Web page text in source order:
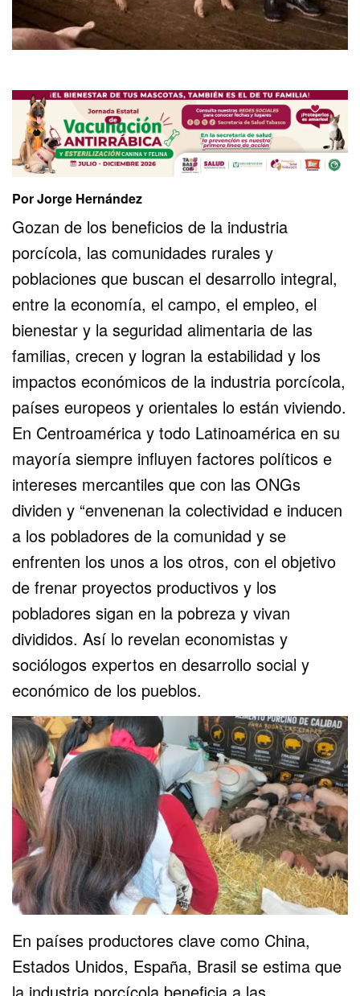
Por Jorge Hernández
Gozan de los beneficios de la industria
porcícola, las comunidades rurales y
poblaciones que buscan el desarrollo integral,
entre la economía, el campo, el empleo, el
bienestar y la seguridad alimentaria de las
familias, crecen y logran la estabilidad y los
impactos económicos de la industria porcícola,
países europeos y orientales lo están viviendo.
En Centroamérica y todo Latinoamérica en su
mayoría siempre influyen factores políticos e
intereses mercantiles que con las ONGs
dividen y “envenenan la colectividad e inducen
a los pobladores de la comunidad y se
enfrenten los unos a los otros, con el objetivo
de frenar proyectos productivos y los
pobladores sigan en la pobreza y vivan
divididos. Así lo revelan economistas y
sociólogos expertos en desarrollo social y
económico de los pueblos.
En países productores clave como China,
Estados Unidos, España, Brasil se estima que